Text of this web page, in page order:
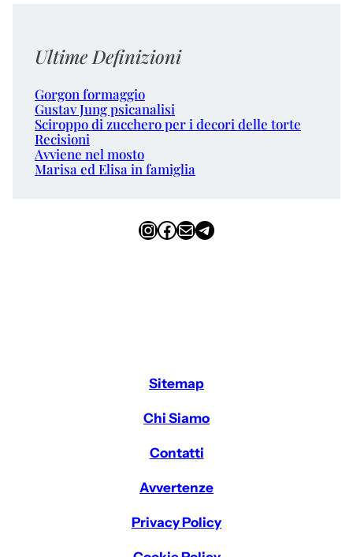
Ultime Definizioni
Gorgon formaggio
Gustav Jung psicanalisi
Sciroppo di zucchero per i decori delle torte
Recisioni
Avviene nel mosto
Marisa ed Elisa in famiglia
InstagramFacebook Email Telegram
Sitemap
Chi Siamo
Contatti
Avvertenze
Privacy Policy